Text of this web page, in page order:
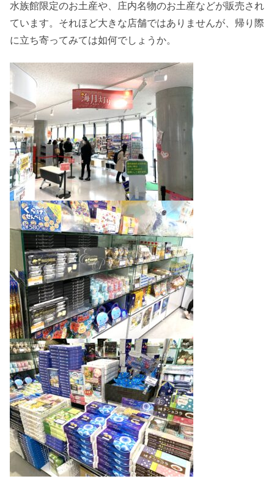
水族館限定のお土産や、庄内名物のお土産などが販売され
ています。それほど大きな店舗ではありませんが、帰り際
に立ち寄ってみては如何でしょうか。